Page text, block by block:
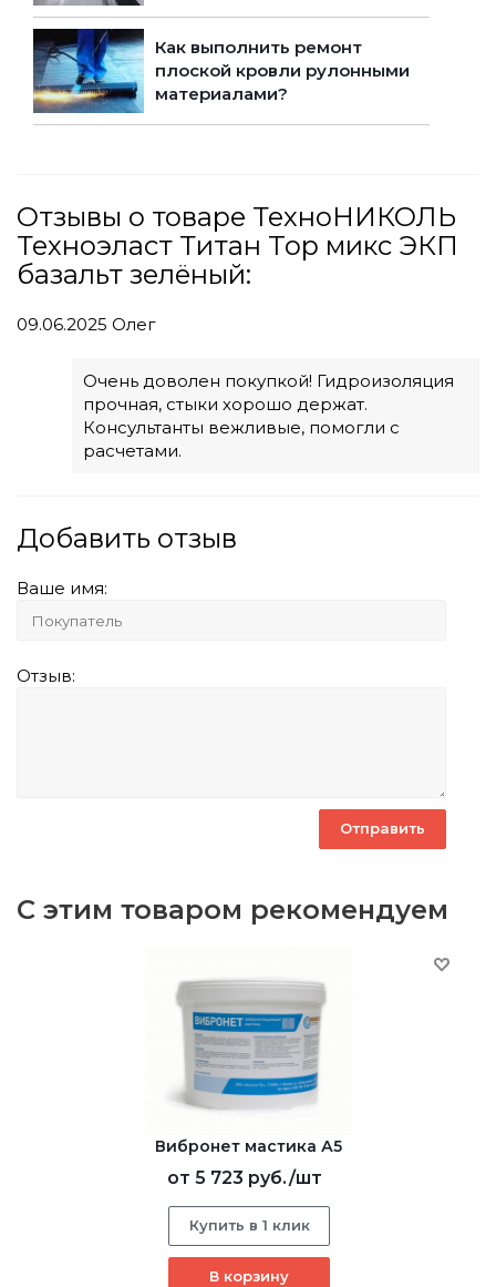
Как выполнить ремонт
плоской кровли рулонными
материалами?
Отзывы о товаре ТехноНИКОЛЬ
Техноэласт Титан Top микс ЭКП
базальт зелёный:
09.06.2025 Олег
Очень доволен покупкой! Гидроизоляция
прочная, стыки хорошо держат.
Консультанты вежливые, помогли с
расчетами.
Добавить отзыв
Ваше имя:
Отзыв:
С этим товаром рекомендуем
Вибронет мастика А5
от 5 723 руб./шт
Купить в 1 клик
В корзину